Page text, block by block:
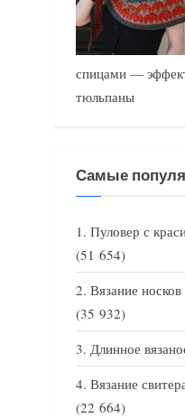
спицами —
тюльпаны
Самые
Пуловер с
(51 654)
Вязание
(35 932)
Длинное
Вязание
(22 664)